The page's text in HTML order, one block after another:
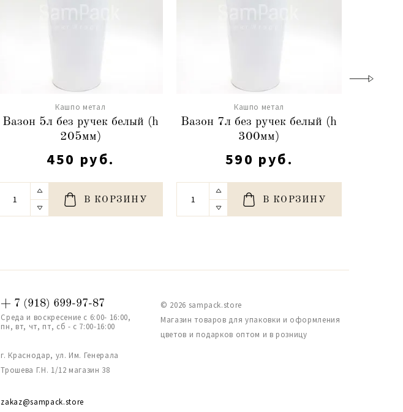
Кашпо метал
Вазон 5л без ручек белый (h
205мм)
450 руб.
В КОРЗИНУ
Кашпо метал
Вазон 7л без ручек белый (h
300мм)
590 руб.
В КОРЗИНУ
+ 7 (918) 699-97-87
Среда и воскресение с 6:00- 16:00,
пн, вт, чт, пт, сб - с 7:00-16:00
г. Краснодар, ул. Им. Генерала
Трошева Г.Н. 1/12 магазин 38
zakaz@sampack.store
© 2026 sampack.store
Магазин товаров для упаковки и оформления
цветов и подарков оптом и в розницу